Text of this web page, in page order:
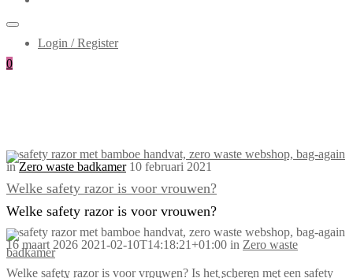
Login / Register
0
inZero waste badkamer 10 februari 2021
Welke safety razor is voor vrouwen?
Welke safety razor is voor vrouwen?
16 maart 2026 2021-02-10T14:18:21+01:00 in Zero waste
badkamer
Welke safety razor is voor vrouwen? Is het scheren met een safety